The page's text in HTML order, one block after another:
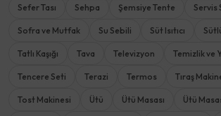
Sefer Tası Sehpa Şemsiye Tente Servis
Sofra ve Mutfak Su Sebili Süt Isıtıcı
Tatlı Kaşığı Tava Televizyon Temizlik ve
Tencere Seti Terazi Termos Tıraş
Tost Makinesi Ütü Ütü Masası Ütü